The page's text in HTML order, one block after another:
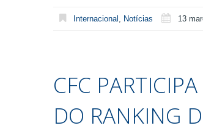
Internacional Notícias 13
CFC
DO RANKING